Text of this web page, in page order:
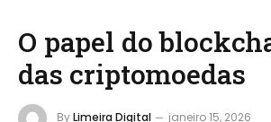
O papel do
das criptomoedas
ByLimeira Digital
janeiro 15, 2026